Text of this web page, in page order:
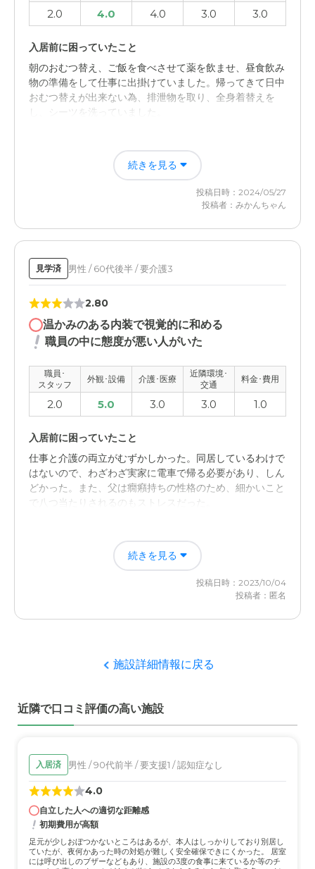
2.0 4.0 4.0 3.0 3.0
入居前に困っていたこと
朝のおむつ替え、ご飯を食べさせて薬を飲ませ、昼食飲み
物の準備をして仕事に出掛けていました。帰ってきて日中
おむつ替えが出来ない為、排泄物を取り、全身着替えを
し、シーツを洗っていました。
入居することにより朝から晩まで排泄物、食事、お風呂な
どの対応をして頂き、イキイキして生活が出来ていると感
介護付き有料老人ホームてんぱくの憩の評価
職員がいることが少し残念に思います。
職員・スタッフ・他入居者の雰囲気について
態度があまりよろしくない対応の職員がいる事が少し残念
に感じます。 対応を良くして下さるスタッフさんもいる
ので気持ちがいい時もあります。
外観・内装・居室・設備について
築年数も新し目なので外観もキレイですし中も掃除が行き
届いているので、汚いとか感じたことはありません。
介護医療サービスについて
毎週、病院の先生が来て下さるので安心感はとてもありま
す。施設の中で遊びなどをやって貰えるともっと生きがい
があるかもと思います。
駅からだと少し距離があるので車が必須かな？と思います
が、川沿いの道を散歩がてら行く分には気持ちがいい環境
料金費用について
続きを見る
投稿日時：2024/05/27
投稿者：みかんちゃん
見学済 男性 / 60代後半 / 要介護3
2.80
温かみのある内装で視覚的に和める
職員の中に態度が悪い人がいた
職員･
スタッフ
外観･設備 介護･医療
近隣環境･
交通
料金･費用
2.0 5.0 3.0 3.0 1.0
入居前に困っていたこと
仕事と介護の両立がむずかしかった。同居しているわけで
はないので、わざわざ実家に電車で帰る必要があり、しん
どかった。また、父は癇癪持ちの性格のため、細かいこと
で八つ当たりされるのもストレスだった。
施設に清潔感があり、良質な食事が提供されていた。設備
も申し分はなく、その点は評価できる。
外観・内装・居室・設備について
に感じた。設備も使い古しのものはあまり無かった。
他の介護施設や老人ホームと大きな違いは見受けられなか
った。いたって普通のリハビリだろう。
近隣環境や交通アクセスについて
一応地下鉄があるため、不便とまではいわないが、駅から
は徒歩10分以上なため、少々大変である。
続きを見る
投稿日時：2023/10/04
投稿者：匿名
施設詳細情報に戻る
近隣で口コミ評価の高い施設
入居済 男性 / 90代前半 / 要支援1 / 認知症なし
4.0
自立した人への適切な距離感
初期費用が高額
足元が少しおぼつかないところはあるが、本人はしっかりしており別居し
ていたが、夜何かあった時の対処が難しく安全確保できにくかった。 居室
には呼び出しのブザーなどもあり、施設の3度の食事に来ているか等のチ